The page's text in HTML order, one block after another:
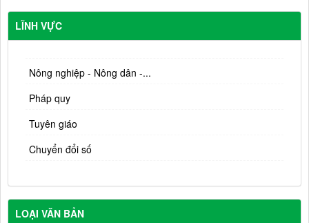
LĨNH VỰC
Nông nghiệp - Nông dân -...
Pháp quy
Tuyên giáo
Chuyển đổi số
LOẠI VĂN BẢN